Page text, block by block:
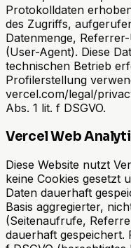
Protokolldaten
des Zugriffs,
Datenmenge,
(User-Agent). Diese
technischen Betrieb
Profilerstellung
vercel.com/legal/
Abs. 1 lit. f DSGVO.
Vercel Web
Diese Website nutzt
keine Cookies gesetzt
Daten dauerhaft
Basis aggregierter,
(Seitenaufrufe,
dauerhaft gespeichert.